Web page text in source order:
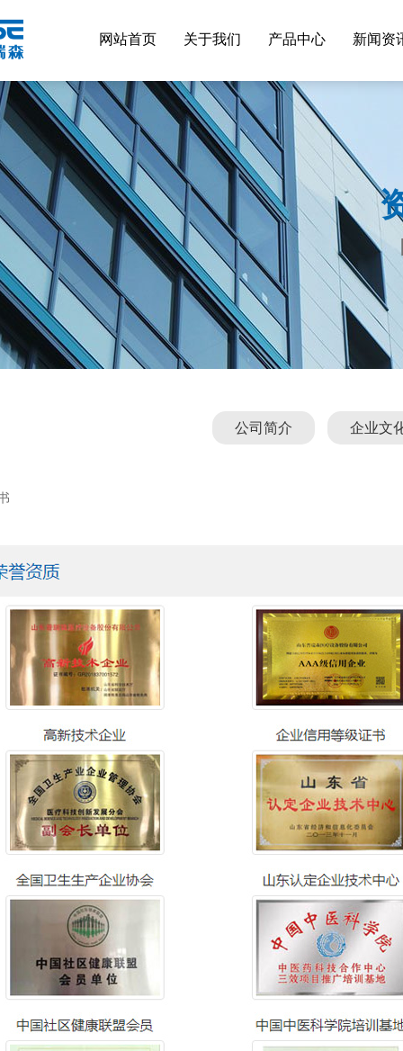
网站首页 关于我们 产品中心 新闻资
公司简介 企业文